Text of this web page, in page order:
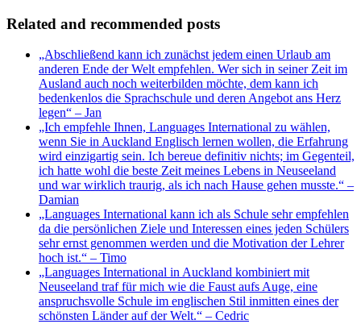
Related and recommended posts
„Abschließend kann ich zunächst jedem einen Urlaub am
anderen Ende der Welt empfehlen. Wer sich in seiner Zeit im
Ausland auch noch weiterbilden möchte, dem kann ich
bedenkenlos die Sprachschule und deren Angebot ans Herz
legen“ – Jan
„Ich empfehle Ihnen, Languages International zu wählen,
wenn Sie in Auckland Englisch lernen wollen, die Erfahrung
wird einzigartig sein. Ich bereue definitiv nichts; im Gegenteil,
ich hatte wohl die beste Zeit meines Lebens in Neuseeland
und war wirklich traurig, als ich nach Hause gehen musste.“ –
Damian
„Languages International kann ich als Schule sehr empfehlen
da die persönlichen Ziele und Interessen eines jeden Schülers
sehr ernst genommen werden und die Motivation der Lehrer
hoch ist.“ – Timo
„Languages International in Auckland kombiniert mit
Neuseeland traf für mich wie die Faust aufs Auge, eine
anspruchsvolle Schule im englischen Stil inmitten eines der
schönsten Länder auf der Welt.“ – Cedric